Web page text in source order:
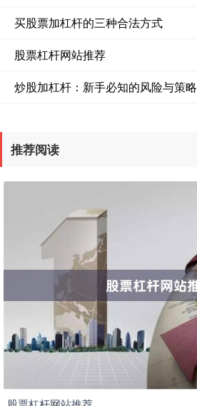
买股票加杠杆的三种合法方式
股票杠杆网站推荐
炒股加杠杆：新手必知的风险与策略
推荐阅读